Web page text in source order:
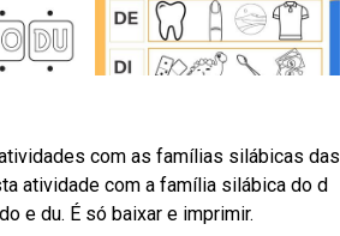
com as famílias silábicas das
atividade com a família silábica do d
e du. É só baixar e imprimir.